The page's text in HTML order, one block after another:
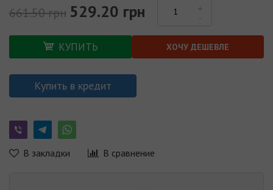
661.50 грн 529.20 грн
КУПИТЬ ХОЧУ ДЕШЕВЛЕ
Купить в кредит
В закладки В сравнение